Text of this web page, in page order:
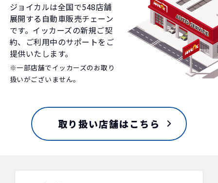
ジョイカルは全国で548店舗
展開する自動車販売チェーン
です。イッカーズの新規ご契
約、ご利用中のサポートをご
提供いたします。
※一部店舗でイッカーズのお取り
扱いがございません。
取り扱い店舗はこちら